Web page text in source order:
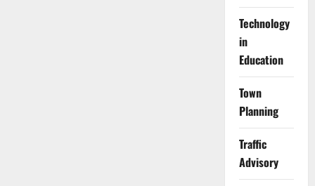
Technology
in
Education
Town
Planning
Traffic
Advisory